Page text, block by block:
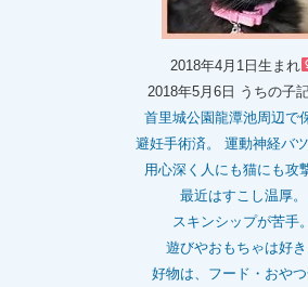
2018年4月1日生まれ
2018年5月6日 うちの子
首里城公園龍潭池周辺で
避妊手術済。 運動神経バツ
用心深く人にも猫にも攻
最近はすこし温厚。
スキンシップが苦手。
遊びやおもちゃは好き
好物は、フード・おや